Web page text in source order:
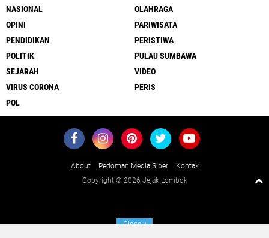
NASIONAL
OLAHRAGA
OPINI
PARIWISATA
PENDIDIKAN
PERISTIWA
POLITIK
PULAU SUMBAWA
SEJARAH
VIDEO
VIRUS CORONA
PERIS
POL
About Pedoman Media Siber
Kontak
Copyright © 2026 Jejak Lombok
Closex